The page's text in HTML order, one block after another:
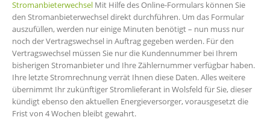
Stromanbieterwechsel Mit Hilfe des Online-Formulars können Sie
den Stromanbieterwechsel direkt durchführen. Um das Formular
auszufüllen, werden nur einige Minuten benötigt – nun muss nur
noch der Vertragswechsel in Auftrag gegeben werden. Für den
Vertragswechsel müssen Sie nur die Kundennummer bei Ihrem
bisherigen Stromanbieter und Ihre Zählernummer verfügbar haben.
Ihre letzte Stromrechnung verrät Ihnen diese Daten. Alles weitere
übernimmt Ihr zukünftiger Stromlieferant in Wolsfeld für Sie, dieser
kündigt ebenso den aktuellen Energieversorger, vorausgesetzt die
Frist von 4 Wochen bleibt gewahrt.